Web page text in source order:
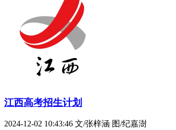
江西高考招生计划
2024-12-02 10:43:46 文/张梓涵 图/纪嘉澍